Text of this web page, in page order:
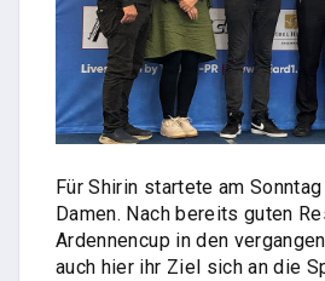
Für Shirin startete am
Damen. Nach bereits guten
Ardennencup in den
auch hier ihr Ziel sich an die